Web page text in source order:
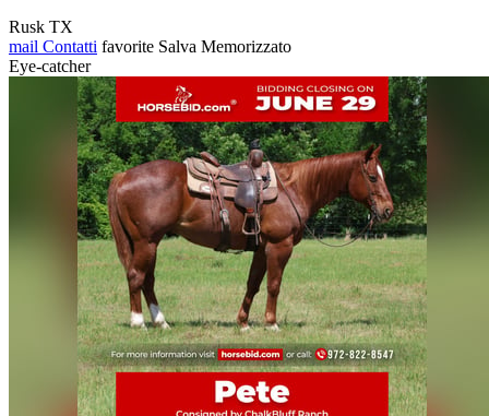
Rusk TX
mail Contatti favorite Salva Memorizzato
Eye-catcher